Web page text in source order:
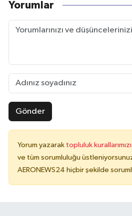
Yorumlar
Gönder
Yorum yazarak topluluk kurallarımızı
ve tüm sorumluluğu
AERONEWS24 hiçbir şekilde